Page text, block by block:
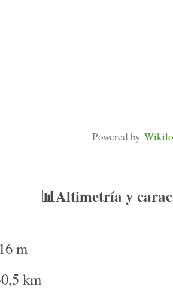
Powered by
📊Altimetría y
m
km